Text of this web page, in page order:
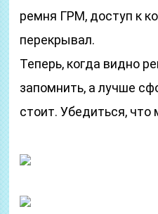
ремня ГРМ, доступ к
перекрывал.
Теперь, когда видно
запомнить, а лучше
стоит. Убедиться,